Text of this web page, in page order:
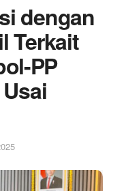
dengan
Terkait
PP